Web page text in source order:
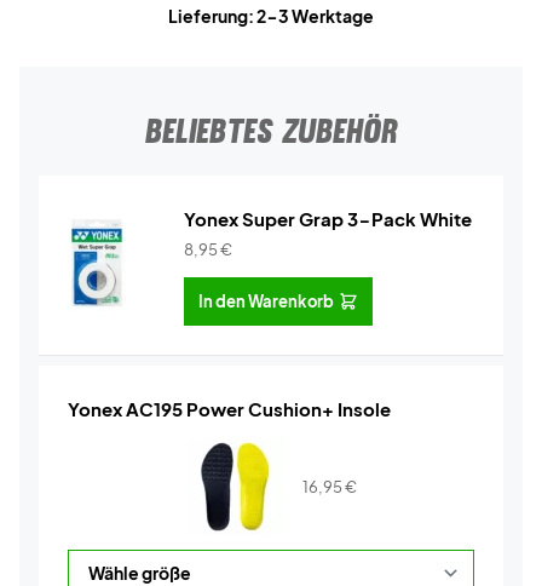
Lieferung: 2-3 Werktage
BELIEBTES ZUBEHÖR
Yonex Super Grap 3-Pack White
8,95€
In den Warenkorb
Yonex AC195 Power Cushion+ Insole
16,95€